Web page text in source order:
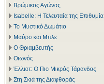
Βρώμικος Αγώνας
Isabelle: Η Τελευταία της Επιθυμία
Το Μυστικό Δωμάτιο
Μαύρο και Μπλε
Ο Θριαμβευτής
Οιωνός
Έλλιοτ: Ο Πιο Μικρός Τάρανδος
Στη Σκιά της Διαφθοράς